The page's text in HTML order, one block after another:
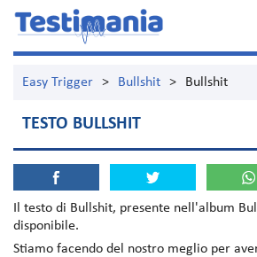
Easy Trigger > Bullshit > Bullshit
TESTO BULLSHIT
Il testo di Bullshit, presente nell'album
disponibile.
Stiamo facendo del nostro meglio per